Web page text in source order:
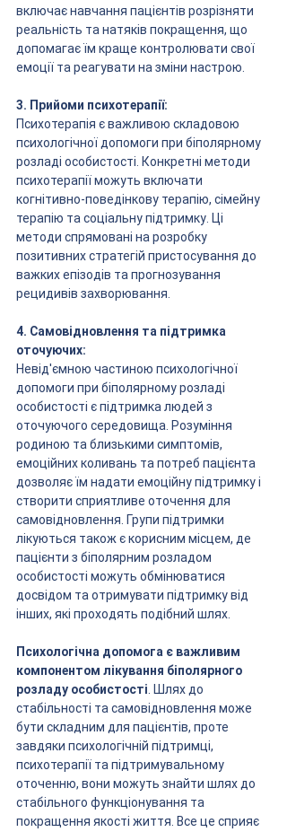
включає навчання пацієнтів розрізняти
реальність та натяків покращення, що
допомагає їм краще контролювати свої
емоції та реагувати на зміни настрою.
3. Прийоми психотерапії:
Психотерапія є важливою складовою
психологічної допомоги при біполярному
розладі особистості. Конкретні методи
психотерапії можуть включати
когнітивно-поведінкову терапію, сімейну
терапію та соціальну підтримку. Ці
методи спрямовані на розробку
позитивних стратегій пристосування до
важких епізодів та прогнозування
рецидивів захворювання.
4. Самовідновлення та підтримка
оточуючих:
Невід'ємною частиною психологічної
допомоги при біполярному розладі
особистості є підтримка людей з
оточуючого середовища. Розуміння
родиною та близькими симптомів,
емоційних коливань та потреб пацієнта
дозволяє їм надати емоційну підтримку і
створити сприятливе оточення для
самовідновлення. Групи підтримки
лікуються також є корисним місцем, де
пацієнти з біполярним розладом
особистості можуть обмінюватися
досвідом та отримувати підтримку від
інших, які проходять подібний шлях.
Психологічна допомога є важливим
компонентом лікування біполярного
розладу особистості . Шлях до
стабільності та самовідновлення може
бути складним для пацієнтів, проте
завдяки психологічній підтримці,
психотерапії та підтримувальному
оточенню, вони можуть знайти шлях до
стабільного функціонування та
покращення якості життя. Все це сприяє